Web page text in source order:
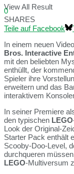
View All Result
0
SHARES
Teile auf Facebook
In einem neuen
Bros. Interactive
mit den beliebten
enthüllt, der
Spieler ihre
erweitern und das
interaktivem
In seiner Premiere
den typischen LEGO
Look der Original-
Starter Pack enthält
Scooby-Doo-Level,
durchqueren
LEGO-Multiversum